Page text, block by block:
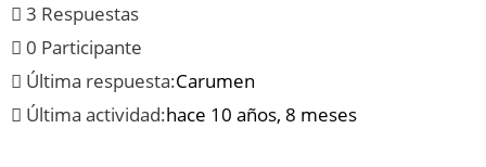
3 Respuestas
0 Participante
Última respuesta:Carumen
Última actividad:hace 10 años, 8 meses